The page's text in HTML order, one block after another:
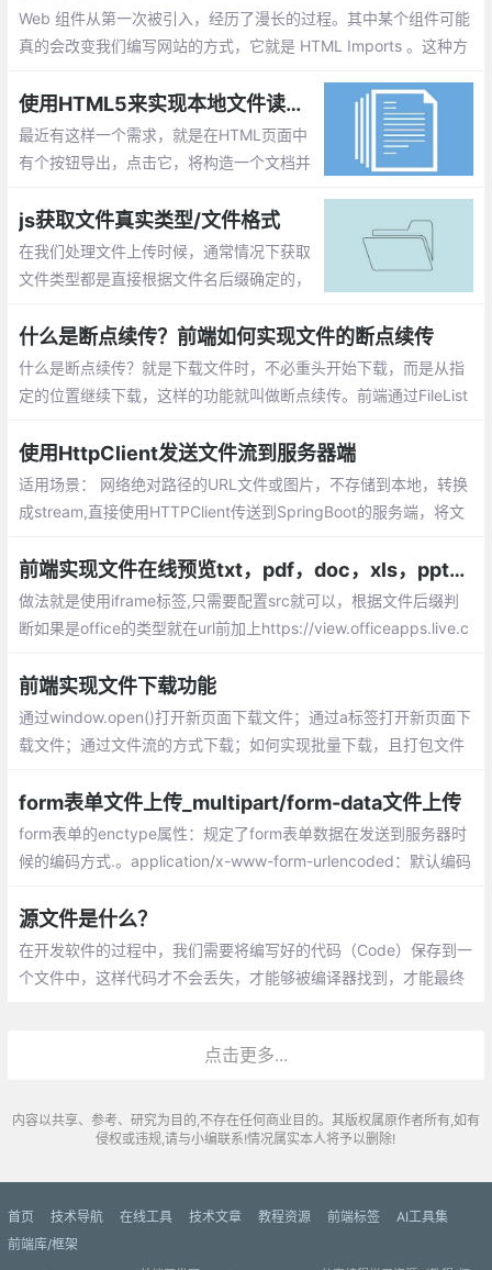
Web 组件从第一次被引入，经历了漫长的过程。其中某个组件可能
真的会改变我们编写网站的方式，它就是 HTML Imports 。这种方
使用HTML5来实现本地文件读取和写入
最近有这样一个需求，就是在HTML页面中
有个按钮导出，点击它，将构造一个文档并
点击它，从本地文件系统中读取一个文件并
对内容进行分析。
js获取文件真实类型/文件格式
在我们处理文件上传时候，通常情况下获取
文件类型都是直接根据文件名后缀确定的，
上传的是图片文件，如果客户端将一个exe
文件改为gif后缀的文件，它照样可以上传上
去。
什么是断点续传？前端如何实现文件的断点续传
什么是断点续传？就是下载文件时，不必重头开始下载，而是从指
定的位置继续下载，这样的功能就叫做断点续传。前端通过FileList
一段一段地传给后端，后端再按顺序一段段将文件进行拼接。
使用HttpClient发送文件流到服务器端
适用场景： 网络绝对路径的URL文件或图片，不存储到本地，转换
成stream,直接使用HTTPClient传送到SpringBoot的服务端，将文
这种需求，所以记录下来以备不时之需。
前端实现文件在线预览txt，pdf，doc，xls，ppt几种格式
做法就是使用iframe标签,只需要配置src就可以，根据文件后缀判
断如果是office的类型就在url前加上https://view.officeapps.live.c
前端实现文件下载功能
通过window.open()打开新页面下载文件；通过a标签打开新页面下
载文件；通过文件流的方式下载；如何实现批量下载，且打包文件
form表单文件上传_multipart/form-data文件上传
form表单的enctype属性：规定了form表单数据在发送到服务器时
候的编码方式.。application/x-www-form-urlencoded：默认编码
片、mp3、文件，text/plain：纯文本的传输。空格转换为“+”，但
不支持特殊字符编码。
源文件是什么？
在开发软件的过程中，我们需要将编写好的代码（Code）保存到一
个文件中，这样代码才不会丢失，才能够被编译器找到，才能最终
点击更多...
内容以共享、参考、研究为目的,不存在任何商业目的。其版权属原作者所有,如有
侵权或违规,请与小编联系!情况属实本人将予以删除!
首页 技术导航 在线工具 技术文章 教程资源 前端标签
AI工具集
前端库/框架